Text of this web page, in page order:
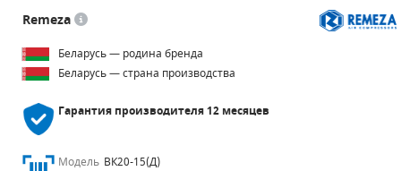
Remeza
Беларусь — родина бренда
Беларусь — страна производства
Гарантия производителя12 месяцев
Модель ВК20-15(Д)
ДЕТАЛИ ПОГРУЖНЫХ НАСОСОВ
ШЛАНГИ ДЛЯ МОТОПОМП
ДЛЯ ВАКУУМНЫХ НАСОСОВ